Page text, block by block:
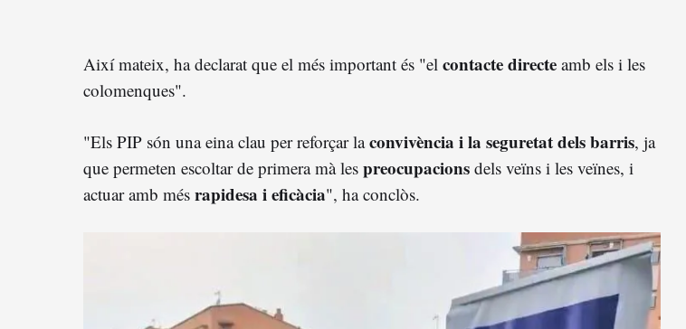
Així mateix, ha declarat que el més important és "el contacte directe amb els i les
colomenques".
"Els PIP són una eina clau per reforçar laconvivència i la seguretat dels barris, ja
que permeten escoltar de primera mà les preocupacions dels veïns i les veïnes, i
actuar amb més rapidesa i eficàcia", ha conclòs.